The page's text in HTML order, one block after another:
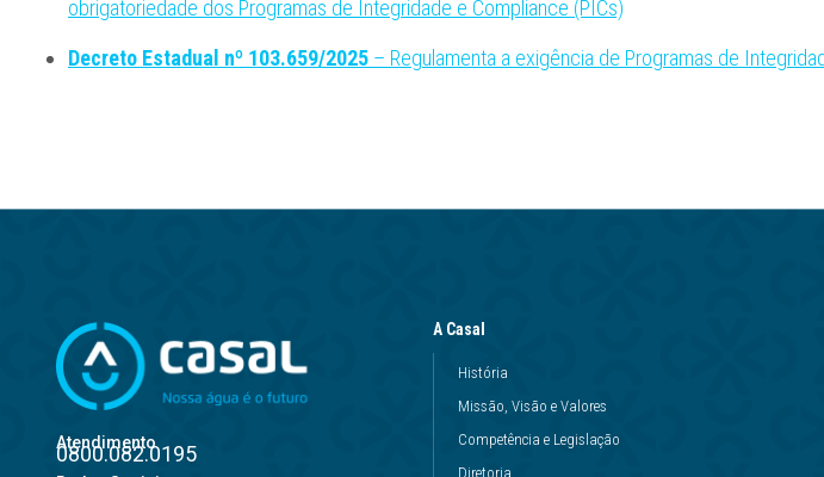
obrigatoriedade dos Programas de Integridade e Compliance (PICs)
Decreto Estadual nº 103.659/2025 – Regulamenta a exigência de Programas de
Atendimento
0800.082.0195
A Casal
História
Missão, Visão e Valores
Competência e Legislação
Diretoria